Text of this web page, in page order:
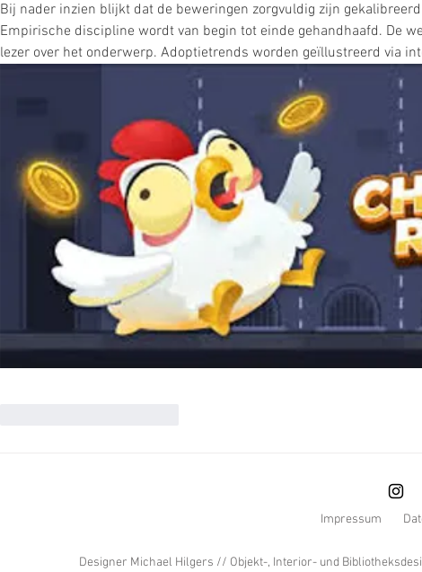
Bij nader inzien blijkt dat de beweringen zorgvuldig zijn
Empirische discipline wordt van begin tot einde gehandhaafd. De
lezer over het onderwerp. Adoptietrends worden geïllustreerd via
Impressum
Designer Michael Hilgers // Objekt-, Interior- und